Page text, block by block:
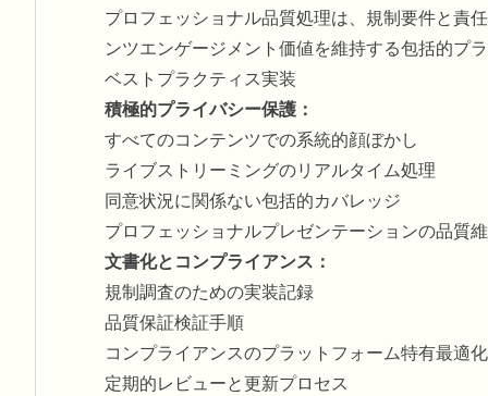
プロフェッショナル品質処理は、規制要件と責
ンツエンゲージメント価値を維持する包括的プ
ベストプラクティス実装
積極的プライバシー保護：
すべてのコンテンツでの系統的顔ぼかし
ライブストリーミングのリアルタイム処理
同意状況に関係ない包括的カバレッジ
プロフェッショナルプレゼンテーションの品質
文書化とコンプライアンス：
規制調査のための実装記録
品質保証検証手順
コンプライアンスのプラットフォーム特有最適化
定期的レビューと更新プロセス